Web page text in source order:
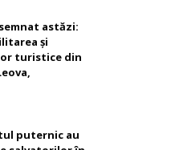
astăzi:
și
turistice din
puternic au